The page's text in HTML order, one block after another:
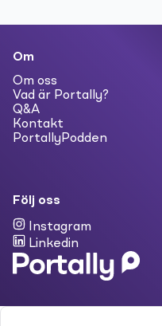
Om
Om oss
Vad är Portally?
Q&A
Kontakt
PortallyPodden
Följ oss
Instagram
Linkedin